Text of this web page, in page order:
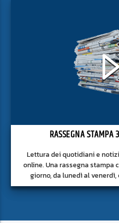
RASSEGNA
Lettura dei quotidiani e
online. Una rassegna stampa
giorno, da lunedì al
approfondito delle notizie del